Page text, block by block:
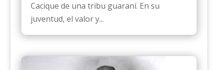
Cacique de una tribu guaraní. En su
juventud, el valor y...